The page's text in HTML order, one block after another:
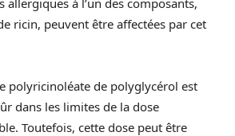
allergiques à l’un des composants,
ricin, peuvent être affectées par cet
polyricinoléate de polyglycérol est
dans les limites de la dose
Toutefois, cette dose peut être